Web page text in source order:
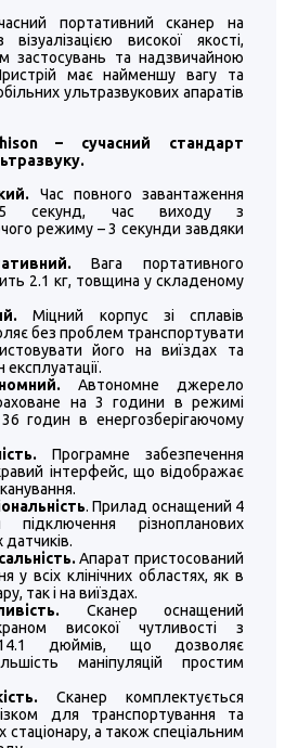
портативний сканер на
високої якості,
застосувань та надзвичайною
має найменшу вагу та
ультразвукових апаратів
– сучасний стандарт
Час повного завантаження
секунд, час виходу з
режиму – 3 секунди завдяки
Вага портативного
2.1 кг, товщина у складеному
Міцний корпус зі сплавів
без проблем транспортувати
його на виїздах та
Автономне джерело
на 3 години в режимі
годин в енергозберігаючому
Програмне забезпечення
інтерфейс, що відображає
. Прилад оснащений 4
різнопланових
Апарат пристосований
у всіх клінічних областях, як в
так і на виїздах.
Сканер оснащений
високої чутливості з
дюймів, що дозволяє
маніпуляцій простим
Сканер комплектується
для транспортування та
стаціонару, а також спеціальним